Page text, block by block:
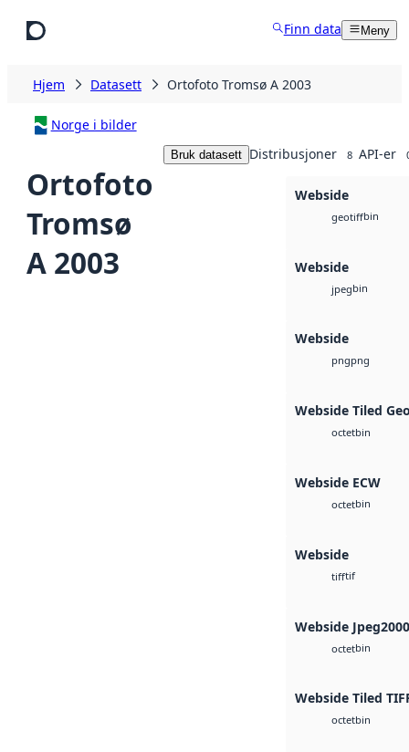
Finn data Meny
Hjem Datasett Ortofoto Tromsø A 2003
Norge i bilder
Ortofoto
Tromsø
A 2003
Bruk datasett Distribusjoner 8 API-er
Webside
geotiffbin
Webside
jpegbin
Webside
pngpng
Webside Tiled
octetbin
Webside ECW
octetbin
Webside
tifftif
Webside Jpeg2000
octetbin
Webside Tiled
octetbin